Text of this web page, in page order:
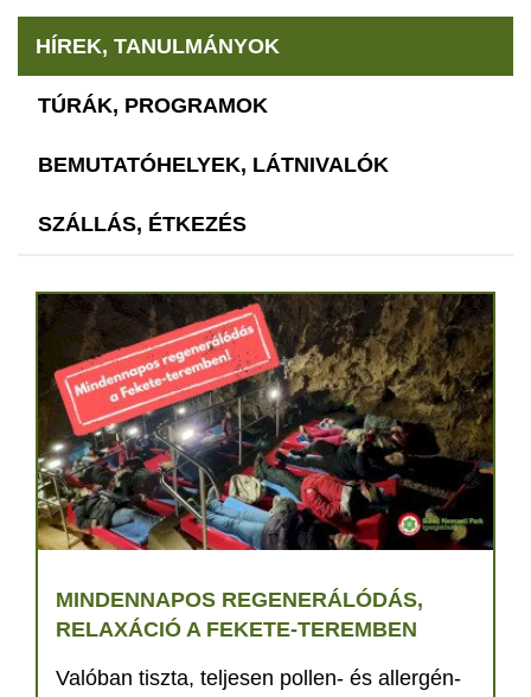
HÍREK, TANULMÁNYOK
TÚRÁK, PROGRAMOK
BEMUTATÓHELYEK, LÁTNIVALÓK
SZÁLLÁS, ÉTKEZÉS
MINDENNAPOS REGENERÁLÓDÁS,
RELAXÁCIÓ A FEKETE-TEREMBEN
Valóban tiszta, teljesen pollen- és allergén-